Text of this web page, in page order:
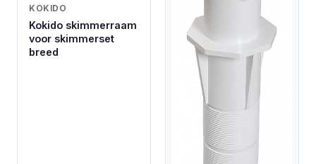
KOKIDO
Kokido skimmerraam
voor skimmerset
breed